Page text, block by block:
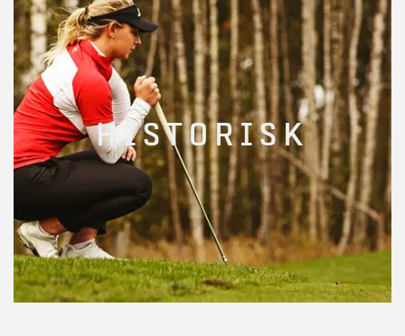
HISTORISK